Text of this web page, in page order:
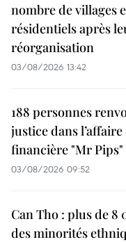
nombre de villages
résidentiels après
réorganisation
03/08/2026 13:42
188 personnes
justice dans
financière "Mr Pips"
03/08/2026 09:52
Can Tho : plus de 8
des minorités